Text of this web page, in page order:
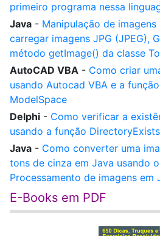
primeiro programa nessa
Java - Manipulação de
carregar imagens JPG (JPEG),
método getImage() da classe
AutoCAD VBA - Como criar
usando Autocad VBA e a
ModelSpace
Delphi - Como verificar a
usando a função
Java - Como converter uma
tons de cinza em Java usando
Processamento de imagens em
E-Books em PDF